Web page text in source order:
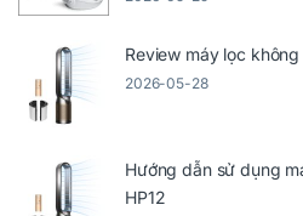
Review máy lọc
2026-05-28
Hướng dẫn sử dụng
HP12